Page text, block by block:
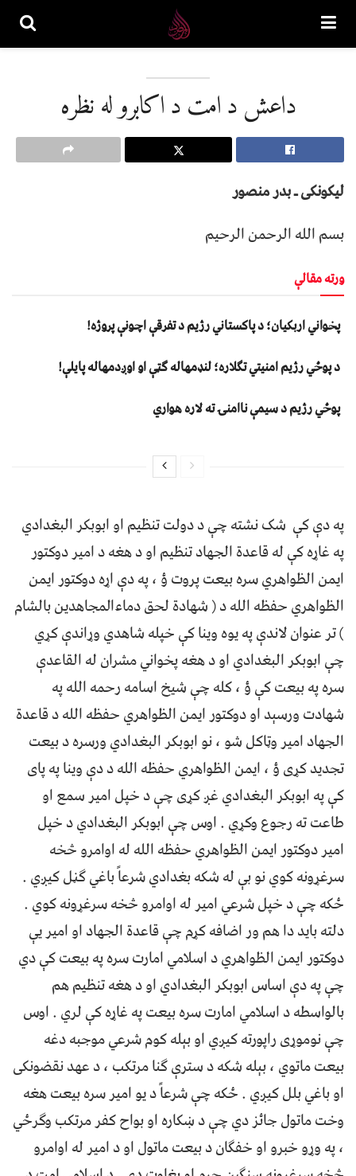
داعش د امت د اکابرو له نظره
لیکونکی ـ بدر منصور
بسم الله الرحمن الرحیم
ورته مقالې
پخواني اربکیان؛ د پاکستاني رژیم د تفرقې اچونې پروژه!
د پوځي رژیم امنیتي تګلاره؛ لنډمهاله ګټې او اوږدمهاله پایلې!
پوځي رژیم د سیمې ناامنۍ ته لاره هواري
په دې کې شک نشته چې د دولت تنظیم او ابوبکر البغدادي
په غاړه کې له قاعدة الجهاد تنظیم او د هغه د امیر دوکتور
ایمن الظواهري سره بیعت پروت ؤ ، په دې اړه دوکتور ایمن
الظواهري حفظه الله د ( شهادة لحق دماءالمجاهدین بالشام
) تر عنوان لاندې په یوه وینا کې خپله شاهدي وړاندې کړي
چې ابوبکر البغدادي او د هغه پخواني مشران له القاعدې
سره په بیعت کې ؤ ، کله چې شیخ اسامه رحمه الله په
شهادت ورسېد او دوکتور ایمن الظواهري حفظه الله د قاعدة
الجهاد امیر وټاکل شو ، نو ابوبکر البغدادي ورسره د بیعت
تجدید کړی ؤ ، ایمن الظواهري حفظه الله د دې وینا په پای
کې په ابوبکر البغدادي غږ کړی چې د خپل امیر سمع او
طاعت ته رجوع وکړي . اوس چې ابوبکر البغدادي د خپل
امیر دوکتور ایمن الظواهري حفظه الله له اوامرو څخه
سرغړونه کوي نو بې له شکه بغدادي شرعاً باغي ګڼل کیږي .
ځکه چې د خپل شرعي امیر له اوامرو څخه سرغړونه کوي .
دلته باید دا هم ور اضافه کړم چې قاعدة الجهاد او امیر یې
دوکتور ایمن الظواهري د اسلامي امارت سره په بیعت کې دي
چې په دې اساس ابوبکر البغدادي او د هغه تنظیم هم
بالواسطه د اسلامي امارت سره بیعت په غاړه کې لري . اوس
چې نوموړی راپورته کيږي او بېله کوم شرعي موجبه دغه
بیعت ماتوي ، بېله شکه د سترې ګنا مرتکب ، د عهد نقضونکی
او باغي بلل کیږي . ځکه چې شرعاً د یو امیر سره بیعت هغه
وخت ماتول جائز دي چې د ښکاره او بواح کفر مرتکب وګرځي
، په وړو خبرو او خفګان د بیعت ماتول او د امیر له اوامرو